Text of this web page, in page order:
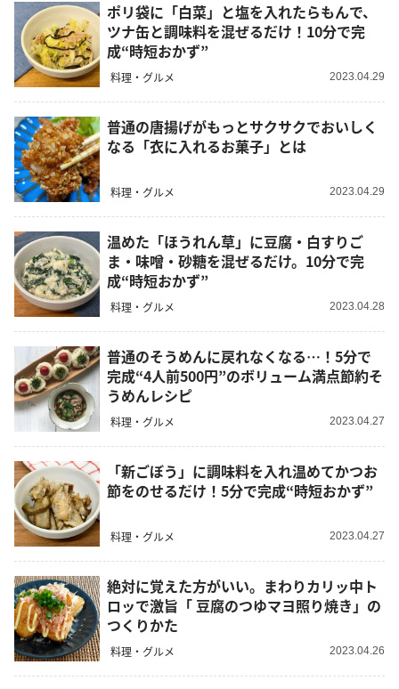
ポリ袋に「白菜」と塩を入れたらもんで、
ツナ缶と調味料を混ぜるだけ！10分で完
成“時短おかず”
料理・グルメ 2023.04.29
普通の唐揚げがもっとサクサクでおいしく
なる「衣に入れるお菓子」とは
料理・グルメ 2023.04.29
温めた「ほうれん草」に豆腐・白すりご
ま・味噌・砂糖を混ぜるだけ。10分で完
成“時短おかず”
料理・グルメ 2023.04.28
普通のそうめんに戻れなくなる…！5分で
完成“4人前500円”のボリューム満点節約そ
うめんレシピ
料理・グルメ 2023.04.27
「新ごぼう」に調味料を入れ温めてかつお
節をのせるだけ！5分で完成“時短おかず”
料理・グルメ 2023.04.27
絶対に覚えた方がいい。まわりカリッ中ト
ロッで激旨「 豆腐のつゆマヨ照り焼き」の
つくりかた
料理・グルメ 2023.04.26